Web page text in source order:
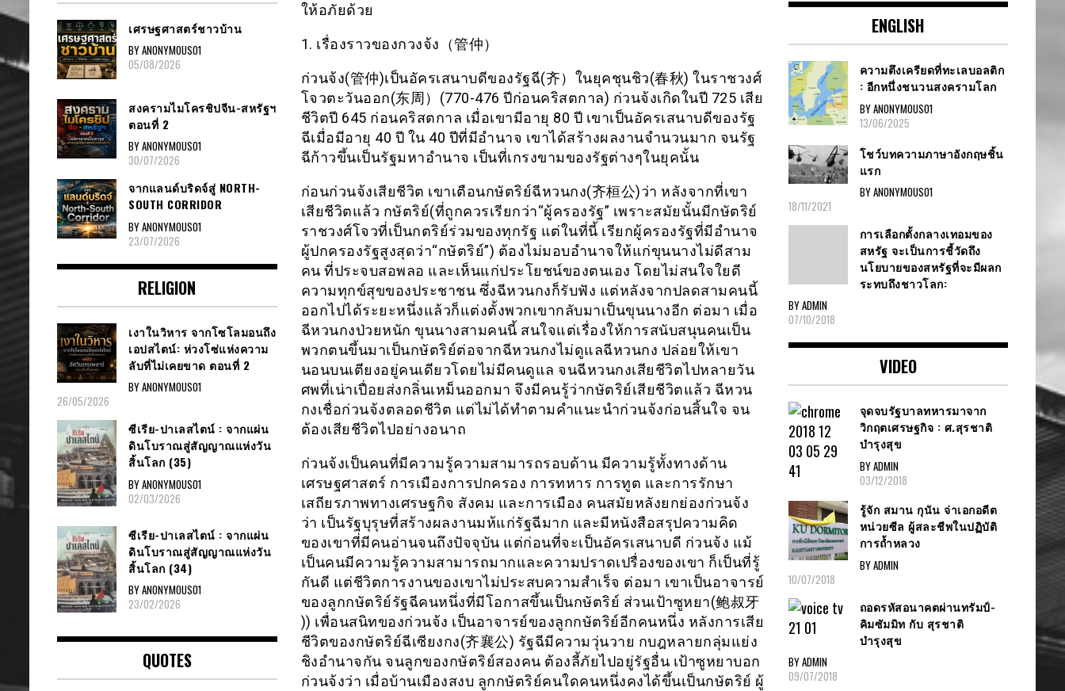
ให้อภัยด้วย
1. เรื่องราวของกวงจ้ง（管仲）
ก่วนจ้ง(管仲)เป็นอัครเสนาบดีของรัฐฉี(齐）ในยุคชุนชิว(春秋) ในราชวงศ์
โจวตะวันออก(东周）(770-476 ปีก่อนคริสตกาล) ก่วนจ้งเกิดในปี 725 เสีย
ชีวิตปี 645 ก่อนคริสตกาล เมื่อเขามีอายุ 80 ปี เขาเป็นอัครเสนาบดีของรัฐ
ฉีเมื่อมีอายุ 40 ปี ใน 40 ปีที่มีอำนาจ เขาได้สร้างผลงานจำนวนมาก จนรัฐ
ฉีก้าวขึ้นเป็นรัฐมหาอำนาจ เป็นที่เกรงขามของรัฐต่างๆในยุคนั้น
ก่อนก่วนจ้งเสียชีวิต เขาเตือนกษัตริย์ฉีหวนกง(齐桓公)ว่า หลังจากที่เขา
เสียชีวิตแล้ว กษัตริย์(ที่ถูกควรเรียกว่า“ผู้ครองรัฐ” เพราะสมัยนั้นมีกษัตริย์
ราชวงศ์โจวที่เป็นกตริย์ร่วมของทุกรัฐ แต่ในที่นี้ เรียกผู้ครองรัฐที่มีอำนาจ
ผู้ปกครองรัฐสูงสุดว่า“กษัตริย์”) ต้องไม่มอบอำนาจให้แก่ขุนนางไม่ดีสาม
คน ที่ประจบสอพลอ และเห็นแก่ประโยชน์ของตนเอง โดยไม่สนใจใยดี
ความทุกข์สุขของประชาชน ซึ่งฉีหวนกงก็รับฟัง แต่หลังจากปลดสามคนนี้
ออกไปได้ระยะหนึ่งแล้วก็แต่งตั้งพวกเขากลับมาเป็นขุนนางอีก ต่อมา เมื่อ
ฉีหวนกงป่วยหนัก ขุนนางสามคนนี้ สนใจแต่เรื่องให้การสนับสนุนคนเป็น
พวกตนขึ้นมาเป็นกษัตริย์ต่อจากฉีหวนกงไม่ดูแลฉีหวนกง ปล่อยให้เขา
นอนบนเตียงอยู่คนเดียวโดยไม่มีคนดูแล จนฉีหวนกงเสียชีวิตไปหลายวัน
ศพที่เน่าเปื่อยส่งกลิ่นเหม็นออกมา จึงมีคนรู้ว่ากษัตริย์เสียชีวิตแล้ว ฉีหวน
กงเชื่อก่วนจ้งตลอดชีวิต แต่ไม่ได้ทำตามคำแนะนำก่วนจ้งก่อนสิ้นใจ จน
ต้องเสียชีวิตไปอย่างอนาถ
ก่วนจ้งเป็นคนที่มีความรู้ความสามารถรอบด้าน มีความรู้ทั้งทางด้าน
เศรษฐศาสตร์ การเมืองการปกครอง การทหาร การทูต และการรักษา
เสถียรภาพทางเศรษฐกิจ สังคม และการเมือง คนสมัยหลังยกย่องก่วนจ้ง
ว่า เป็นรัฐบุรุษที่สร้างผลงานมห้แก่รัฐฉีมาก และมีหนังสือสรุปความคิด
ของเขาที่มีคนอ่านจนถึงปัจจุบัน แต่ก่อนที่จะเป็นอัครเสนาบดี ก่วนจ้ง แม้
เป็นคนมีความรู้ความสามารถมากและความปราดเปรื่องของเขา ก็เป็นที่รู้
กันดี แต่ชีวิตการงานของเขาไม่ประสบความสำเร็จ ต่อมา เขาเป็นอาจารย์
ของลูกกษัตริย์รัฐฉีคนหนึ่งที่มีโอกาสขึ้นเป็นกษัตริย์ ส่วนเป้าซูหยา(鲍叔牙
)) เพื่อนสนิทของก่วนจ้ง เป็นอาจารย์ของลูกกษัตริย์อีกคนหนึ่ง หลังการเสีย
ชีวิตของกษัตริย์ฉีเซียงกง(齐襄公) รัฐฉีมีความวุ่นวาย กบฎหลายกลุ่มแย่ง
ชิงอำนาจกัน จนลูกของกษัตริย์สองคน ต้องลี้ภัยไปอยู่รัฐอื่น เป้าซูหยาบอก
ก่วนจ้งว่า เมื่อบ้านเมืองสงบ ลูกกษัตริย์คนใดคนหนึ่งคงได้ขึ้นเป็นกษัตริย์ ผู้
เศรษฐศาสตร์ชาวบ้าน
BY ANONYMOUS01
05/08/2026
สงครามไมโครชิปจีน-สหรัฐฯ
ตอนที่ 2
BY ANONYMOUS01
30/07/2026
จากแลนด์บริดจ์สู่ NORTH-
SOUTH CORRIDOR
BY ANONYMOUS01
23/07/2026
RELIGION
เงาในวิหาร จากโซโลมอนถึง
เอปสไตน์: ห่วงโซ่แห่งความ
ลับที่ไม่เคยขาด ตอนที่ 2
BY ANONYMOUS01
26/05/2026
ซีเรีย​-ปาเลสไตน์​ : จากแผ่น
ดินโบราณสู่สัญญาณ​แห่งวัน
สิ้นโลก​ (35)
BY ANONYMOUS01
02/03/2026
ซีเรีย​-ปาเลสไตน์​ : จากแผ่น
ดินโบราณสู่สัญญาณ​แห่งวัน
สิ้นโลก​ (34)
BY ANONYMOUS01
23/02/2026
QUOTES
ENGLISH
ความตึงเครียดที่ทะเลบอลติก
: อีกหนึ่งชนวนสงครามโลก
BY ANONYMOUS01
13/06/2025
โชว์บทความภาษาอังกฤษชิ้น
แรก
BY ANONYMOUS01
18/11/2021
การเลือกตั้งกลางเทอมของ
สหรัฐ จะเป็นการชี้วัดถึง
นโยบายของสหรัฐที่จะมีผลก
ระทบถึงชาวโลก:
BY ADMIN
07/10/2018
VIDEO
จุดจบรัฐบาลทหารมาจาก
วิกฤตเศรษฐกิจ : ศ.สุรชาติ
บำรุงสุข
BY ADMIN
03/12/2018
รู้จัก สมาน กุนัน จ่าเอกอดีต
หน่วยซีล ผู้สละชีพในปฏิบัติ
การถ้ำหลวง
BY ADMIN
10/07/2018
ถอดรหัสอนาคตผ่านทรัมป์-
คิมซัมมิท กับ สุรชาติ
บำรุงสุข
BY ADMIN
09/07/2018